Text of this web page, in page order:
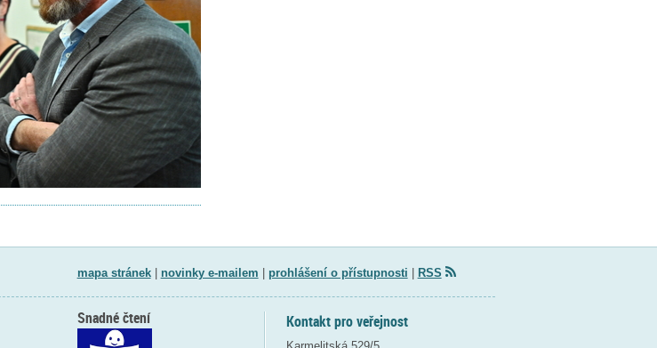
mapa stránek| novinky e-mailem prohlášení o přístupnosti RSS
Kontakt pro veřejnost
Snadné čtení